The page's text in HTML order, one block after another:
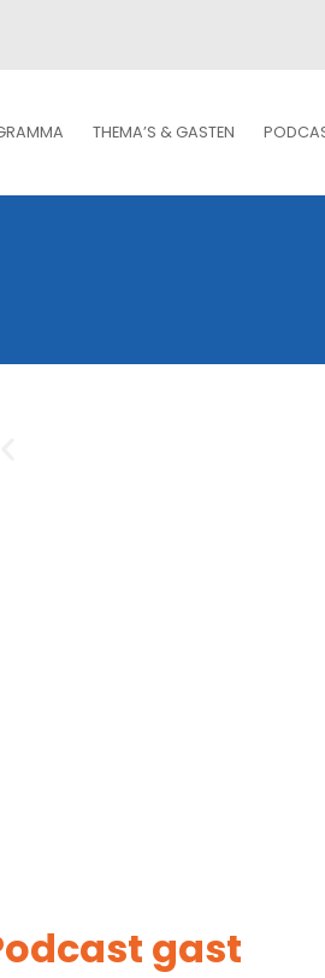
THEMA’S & GASTEN
gast